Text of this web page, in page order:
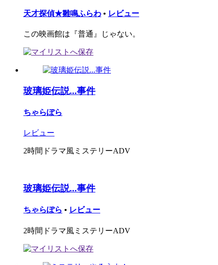
天才探偵★雛鳴ふらわ • レビュー
この映画館は『普通』じゃない。
玻璃姫伝説...事件
ちゃらぽら
レビュー
2時間ドラマ風ミステリーADV
玻璃姫伝説...事件
ちゃらぽら • レビュー
2時間ドラマ風ミステリーADV